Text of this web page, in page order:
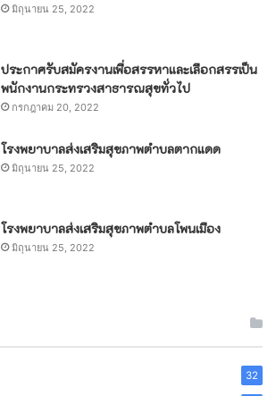
มิถุนายน 25, 2022
ประกาศรับสมัครงานเพื่อสรรหาและเลือกสรรเป็น
พนักงานกระทรวงสาธารณสุขทั่วไป
กรกฎาคม 20, 2022
โรงพยาบาลส่งเสริมสุขภาพตำบลตากแดด
มิถุนายน 25, 2022
โรงพยาบาลส่งเสริมสุขภาพตำบลโพนเมือง
มิถุนายน 25, 2022
32